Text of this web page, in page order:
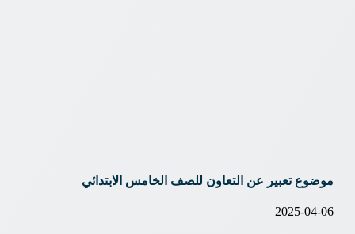
موضوع تعبير عن التعاون للصف الخامس الابتدائي
2025-04-06